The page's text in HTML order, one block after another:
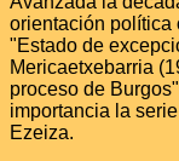
orientación política
"Estado de
Mericaetxebarria
proceso de
importancia la
Ezeiza.